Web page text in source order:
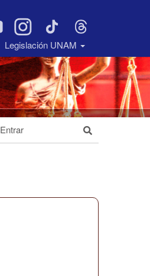
Legislación UNAM
Entrar